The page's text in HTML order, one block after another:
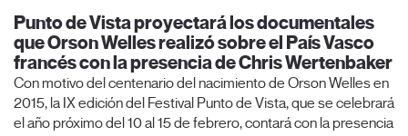
Punto de Vista proyectará los documentales
que Orson Welles realizó sobre el País Vasco
francés con la presencia de Chris Wertenbaker
Con motivo del centenario del nacimiento de Orson Welles en
2015, la IX edición del Festival Punto de Vista, que se celebrará
el año próximo del 10 al 15 de febrero, contará con la presencia